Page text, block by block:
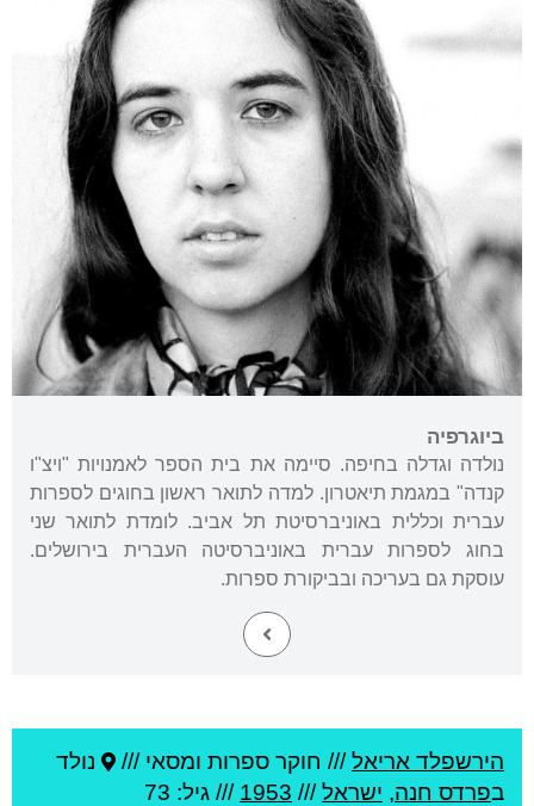
ביוגרפיה
נולדה וגדלה בחיפה. סיימה את בית הספר לאמנויות "ויצ"ו
קנדה" במגמת תיאטרון. למדה לתואר ראשון בחוגים לספרות
עברית וכללית באוניברסיטת תל אביב. לומדת לתואר שני
בחוג לספרות עברית באוניברסיטה העברית בירושלים.
עוסקת גם בעריכה ובביקורת ספרות.
הירשפלד אריאל/// חוקר ספרות ומסאי ///
נולד
בפרדס חנה, ישראל///
1953 /// גיל: 73